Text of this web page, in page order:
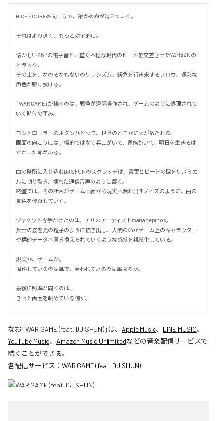
HIGH SCOREの向こうで、誰かの命が消えていく。
それはより速く、もっと効率的に。
懐かしい8bitの電子音と、重く不穏な現代のビートを交差させたYAMAANの
トラック。
その上を、なのるなもないのリリシズム、緩急を行き来するフロウ、多彩な
声色が駆け抜ける。
「WAR GAME」が描くのは、戦争が遠隔操作され、ゲームのように処理されて
いく時代の歪み。
コントローラーのボタンひとつで、世界のどこかに火が放たれる。
画面の向こうには、標的ではなく兵士がいて、家族がいて、明日を生きるは
ずだった命がある。
曲の随所に入り込むDJ SHUNのスクラッチは、言葉とビートの間をリズミカ
ルに切り裂き、壊れた通信音声のように響く。
終盤では、その断片がゲーム画面から現実へ漏れ出すノイズのように、曲の
景色を侵食していく。
ジャケットを手がけたのは、チリのアーティストmariapepinos。
兵士の姿を光の粒子のように描き出し、人間の命がゲーム上のキャラクター
や標的データへ置き換えられていくような感覚を視覚化している。
現実か、ゲームか。
操作しているのは誰で、狙われているのは誰なのか。
最後に照準が向くのは、
きっと画面を眺めている側だ。
なお「WAR GAME (feat. DJ SHUN)」は、 Apple Music、 LINE MUSIC、
YouTube Music、 Amazon Music Unlimitedなどの音楽配信サービスで
聴くことができる。
各配信サービス： WAR GAME (feat. DJ SHUN)